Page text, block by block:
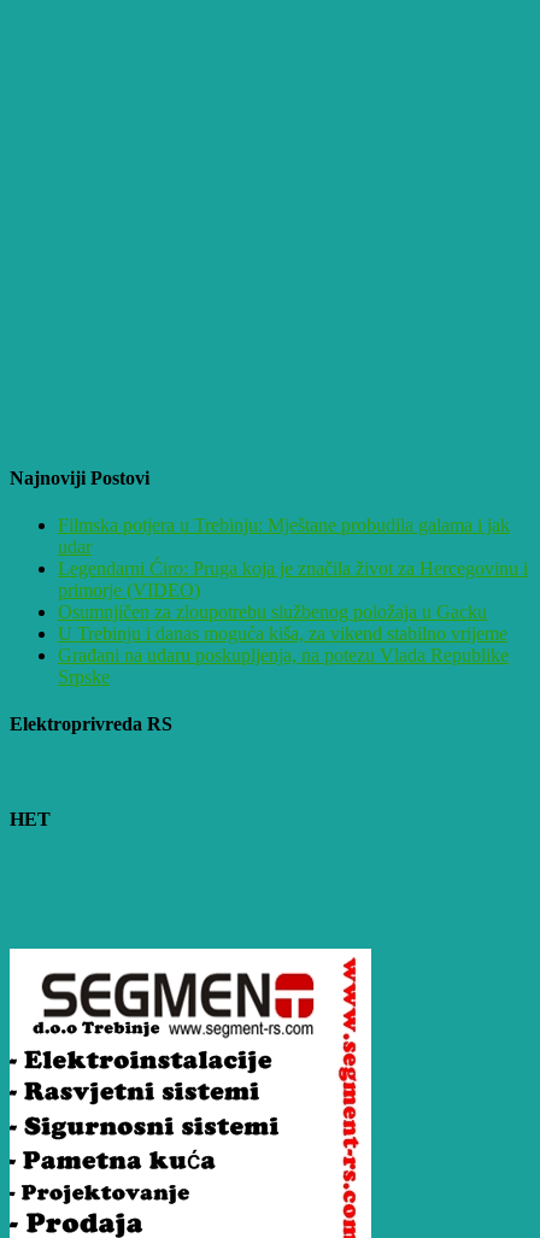
Najnoviji Postovi
Filmska potjera u Trebinju: Mještane probudila galama i jak
udar
Legendarni Ćiro: Pruga koja je značila život za Hercegovinu i
primorje (VIDEO)
Osumnjičen za zloupotrebu službenog položaja u Gacku
U Trebinju i danas moguća kiša, za vikend stabilno vrijeme
Građani na udaru poskupljenja, na potezu Vlada Republike
Srpske
Elektroprivreda RS
HET